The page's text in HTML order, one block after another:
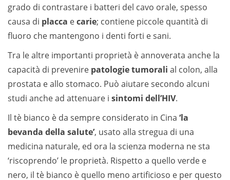
grado di contrastare i batteri del cavo orale, spesso
causa di placca ecarie; contiene piccole quantità di
fluoro che mantengono i denti forti e sani.
Tra le altre importanti proprietà è annoverata anche la
capacità di prevenire patologie tumorali al colon, alla
prostata e allo stomaco. Può aiutare secondo alcuni
studi anche ad attenuare i sintomi dell’HIV.
Il tè bianco è da sempre considerato in Cina ‘la
bevanda della salute’, usato alla stregua di una
medicina naturale, ed ora la scienza moderna ne sta
‘riscoprendo’ le proprietà. Rispetto a quello verde e
nero, il tè bianco è quello meno artificioso e per questo